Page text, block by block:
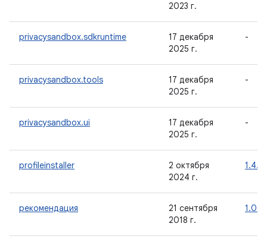
2023 г.
privacysandbox.sdkruntime
17 декабря
2025 г.
-
privacysandbox.tools
17 декабря
2025 г.
-
privacysandbox.ui
17 декабря
2025 г.
-
profileinstaller
2 октября
2024 г.
1.4.1
рекомендация
21 сентября
2018 г.
1.0.0